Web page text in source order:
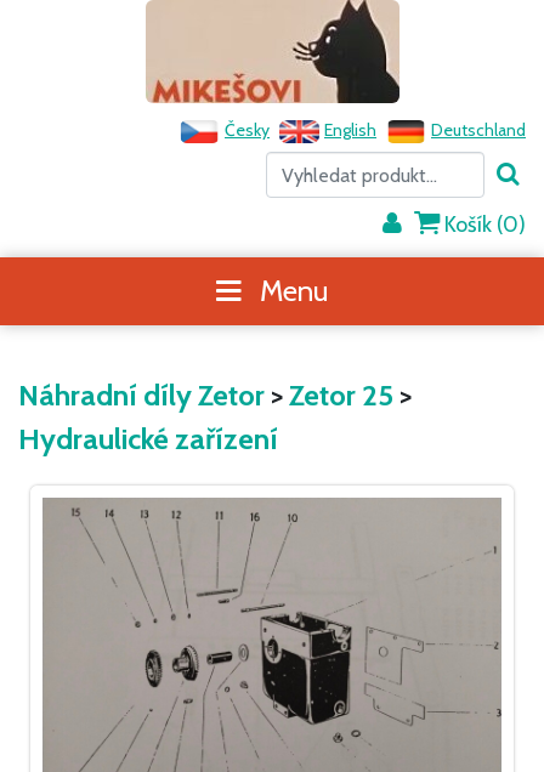
Česky English Deutschland
Košík (0)
Menu
Náhradní díly Zetor >Zetor 25 >
Hydraulické zařízení